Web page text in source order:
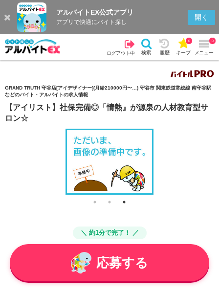
アルバイトEX公式アプリ
アプリで快適にバイト探し
開く
ログアウト中 検索 履歴 キープ
0
メニュー
0
検索 履歴
GRAND TRUTH 守谷店[アイデザイナー](月給210000円〜…) 守谷市 関東鉄道常総線 南守谷駅
などのバイト・アルバイトの求人情報
【アイリスト】社保完備◎「情熱』が源泉の人材教育型サ
ロン☆
＼ 約1分で完了！ ／
応募する